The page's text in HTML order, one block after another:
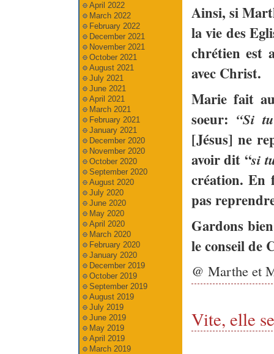
Ainsi, si
la vie des
chrétien est
avec Christ.
Marie fait
soeur: “Si
[Jésus] ne
avoir dit “si
création. En
pas
Gardons
le conseil de
@ Marthe et
Vite, elle
April 2022
March 2022
February 2022
December 2021
November 2021
October 2021
August 2021
July 2021
June 2021
April 2021
March 2021
February 2021
January 2021
December 2020
November 2020
October 2020
September 2020
August 2020
July 2020
June 2020
May 2020
April 2020
March 2020
February 2020
January 2020
December 2019
October 2019
September 2019
August 2019
July 2019
June 2019
May 2019
April 2019
March 2019